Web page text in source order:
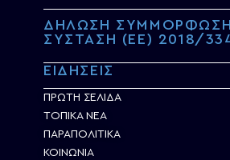
ΔΗΛΩΣΗ
ΣΥΣΤΑΣΗ (ΕΕ) 2018/
ΕΙΔΗΣΕΙΣ
ΠΡΩΤΗ ΣΕΛΙΔΑ
ΤΟΠΙΚΑ ΝΕΑ
ΠΑΡΑΠΟΛΙΤΙΚΑ
ΚΟΙΝΩΝΙΑ